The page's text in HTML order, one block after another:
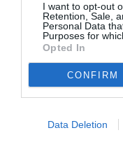
I want to opt-out
Retention, Sale,
Personal Data
Purposes for
Opted In
CONFIRM
Data Deletion
ΜΟΥΣΙΚΗ / ΜΟΥΣΙΚΑ
07.08.2026 | 19.04
Mania The
Abba Tribute:
Μια μοναδική
συναυλία στο
Theater